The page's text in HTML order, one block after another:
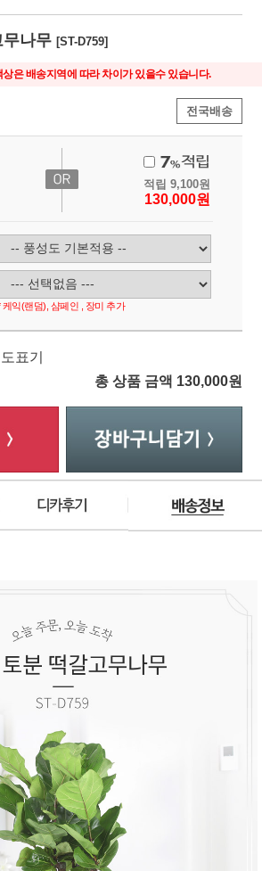
무나무[ST-D759]
은 배송지역에 따라 차이가 있을수 있습니다.
전국배송
적립 9,100원
130,000원
케익(랜덤), 샴페인 , 장미 추가
표기
총 상품 금액 130,000원